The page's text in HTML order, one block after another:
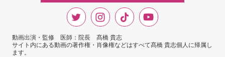
動画出演・監修 医師：院長 髙橋 貴志
サイト内にある動画の著作権・肖像権などはすべて髙橋 貴志個人に帰属し
ます。